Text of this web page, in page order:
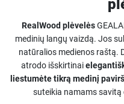
RealWood plėvelės
medinių langų vaizdą. Jos
natūralios medienos raštą.
atrodo išskirtinai
liestumėte tikrą medinį
suteikia namams